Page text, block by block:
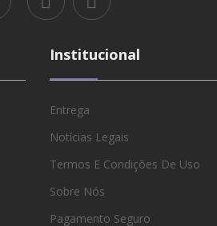
Institucional
Entrega
Notícias Legais
Termos E Condições De Uso
Sobre Nós
Pagamento Seguro